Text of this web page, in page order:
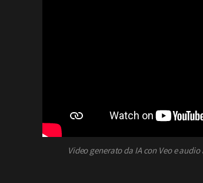
Video generato da IA con Veo e